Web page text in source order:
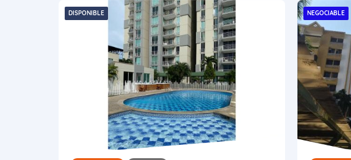
DISPONIBLE NEGOCIABLE